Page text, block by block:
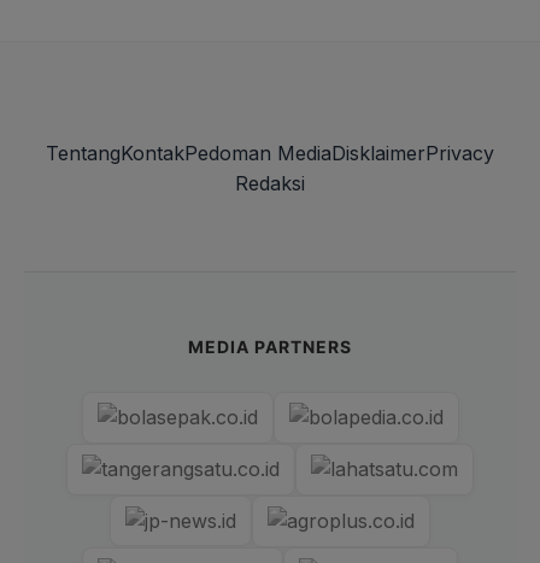
TentangKontakPedoman MediaDisklaimerPrivacy
Redaksi
MEDIA PARTNERS